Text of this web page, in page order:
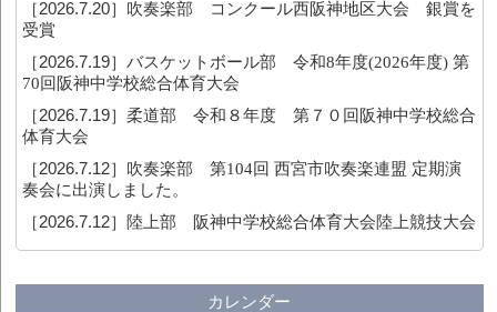
［2026.7.20］ 吹奏楽部 コンクール西阪神地区大会 銀賞を
受賞
［2026.7.19］バスケットボール部 令和8年度(2026年度) 第
70回阪神中学校総合体育大会
［2026.7.19］柔道部 令和８年度 第７０回阪神中学校総合
体育大会
［2026.7.12］ 吹奏楽部 第104回 西宮市吹奏楽連盟 定期演
奏会に出演しました。
［2026.7.12］ 陸上部 阪神中学校総合体育大会陸上競技大会
カレンダー